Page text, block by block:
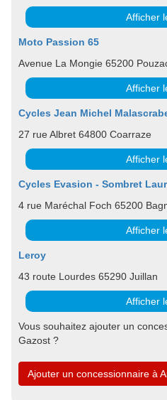
Afficher
Moto Passion 65
Avenue La Mongie 65200
Afficher
Cycles Jean Michel
27 rue Albret 64800 Coarraze
Afficher
Cycles Evasion - Sombret
4 rue Maréchal Foch 65200
Afficher
Leroy
43 route Lourdes 65290 Juillan
Afficher
Vous souhaitez ajouter un
Gazost ?
Ajouter un concessionnaire à